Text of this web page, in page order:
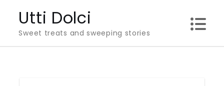
content
Utti Dolci
Sweet treats and sweeping stories